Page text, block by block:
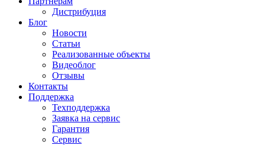
Дистрибуция
Блог
Новости
Статьи
Реализованные объекты
Видеоблог
Отзывы
Контакты
Поддержка
Техподдержка
Заявка на сервис
Гарантия
Сервис